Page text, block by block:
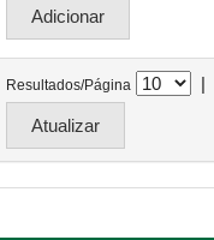
Resultados/Página |